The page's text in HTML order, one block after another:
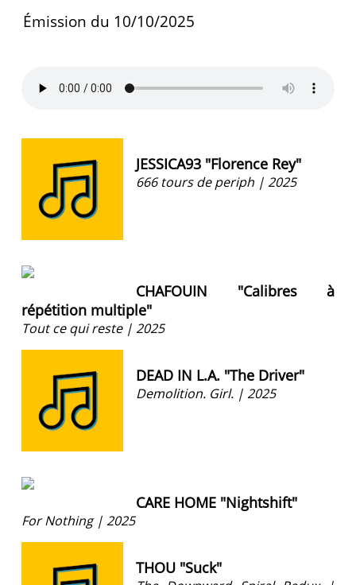
Émission du 10/10/2025
JESSICA93 "Florence Rey"
666 tours de periph | 2025
CHAFOUIN "Calibres à
répétition multiple"
Tout ce qui reste | 2025
DEAD IN L.A. "The Driver"
Demolition. Girl. | 2025
CARE HOME "Nightshift"
For Nothing | 2025
THOU "Suck"